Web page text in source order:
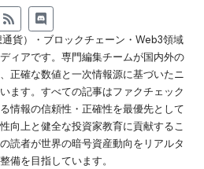
貨）・ブロックチェーン・Web3領域
ィアです。専門編集チームが国内外の
正確な数値と一次情報源に基づいたニ
ます。すべての記事はファクチェック
情報の信頼性・正確性を最優先として
向上と健全な投資家教育に貢献するこ
読者が世界の暗号資産動向をリアルタ
備を目指しています。